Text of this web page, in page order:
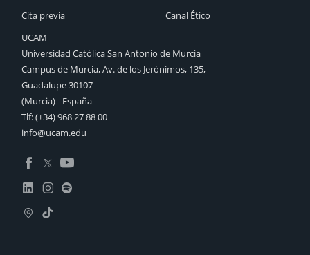
Cita previa
Canal Ético
UCAM
Universidad Católica San Antonio de Murcia
Campus de Murcia, Av. de los Jerónimos, 135,
Guadalupe 30107
(Murcia) - España
Tlf:(+34) 968 27 88 00
info@ucam.edu